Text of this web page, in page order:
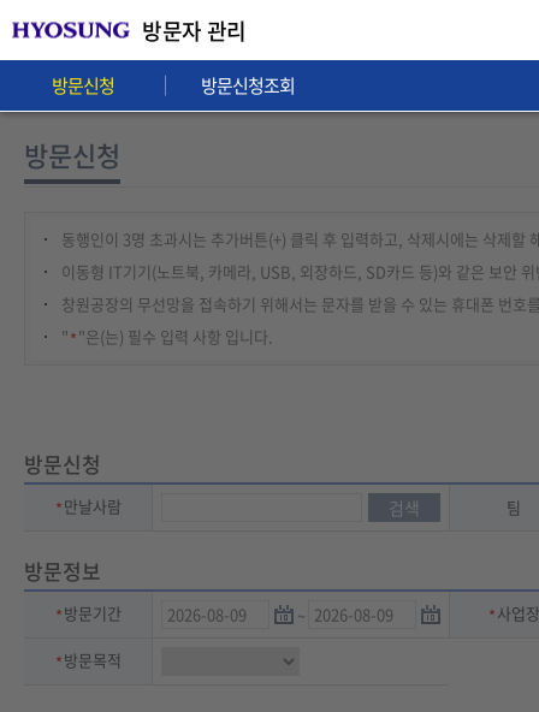
방문자 관리
방문신청 방문신청조회
방문신청
동행인이 3명 초과시는 추가버튼(+) 클릭 후 입력하고, 삭제시에는 삭제할
이동형 IT기기(노트북, 카메라, USB, 외장하드, SD카드 등)와 같은 보안
창원공장의 무선망을 접속하기 위해서는 문자를 받을 수 있는 휴대폰 번호
" "은(는) 필수 입력 사항 입니다.
방문신청
만날사람 검색 팀
방문정보
방문기간 사업장
방문목적